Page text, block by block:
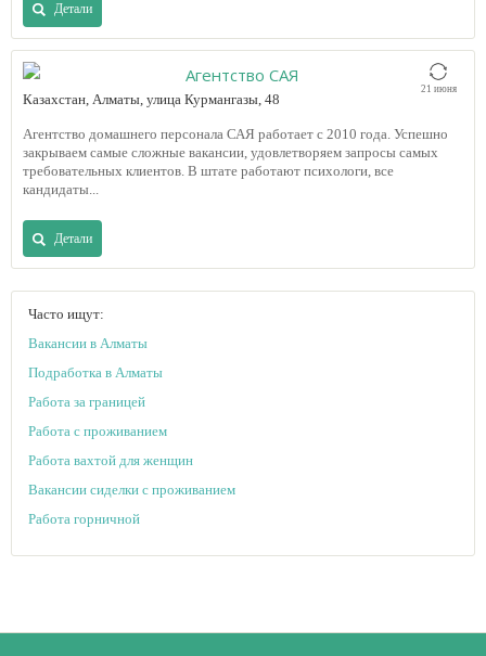
Детали
21 июня
Агентство САЯ
Казахстан, Алматы, улица Курмангазы, 48
Агентство домашнего персонала САЯ работает с 2010 года. Успешно
закрываем самые сложные вакансии, удовлетворяем запросы самых
требовательных клиентов. В штате работают психологи, все
кандидаты...
Детали
Часто ищут:
Вакансии в Алматы
Подработка в Алматы
Работа за границей
Работа с проживанием
Работа вахтой для женщин
Вакансии сиделки с проживанием
Работа горничной